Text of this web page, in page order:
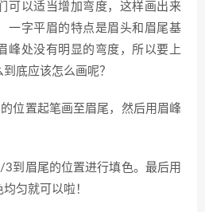
可以适当增加弯度，这样画出来
一字平眉的特点是眉头和眉尾基
峰处没有明显的弯度，所以要上
底应该怎么画呢？
位置起笔画至眉尾，然后用眉峰
到眉尾的位置进行填色。最后用
匀就可以啦！